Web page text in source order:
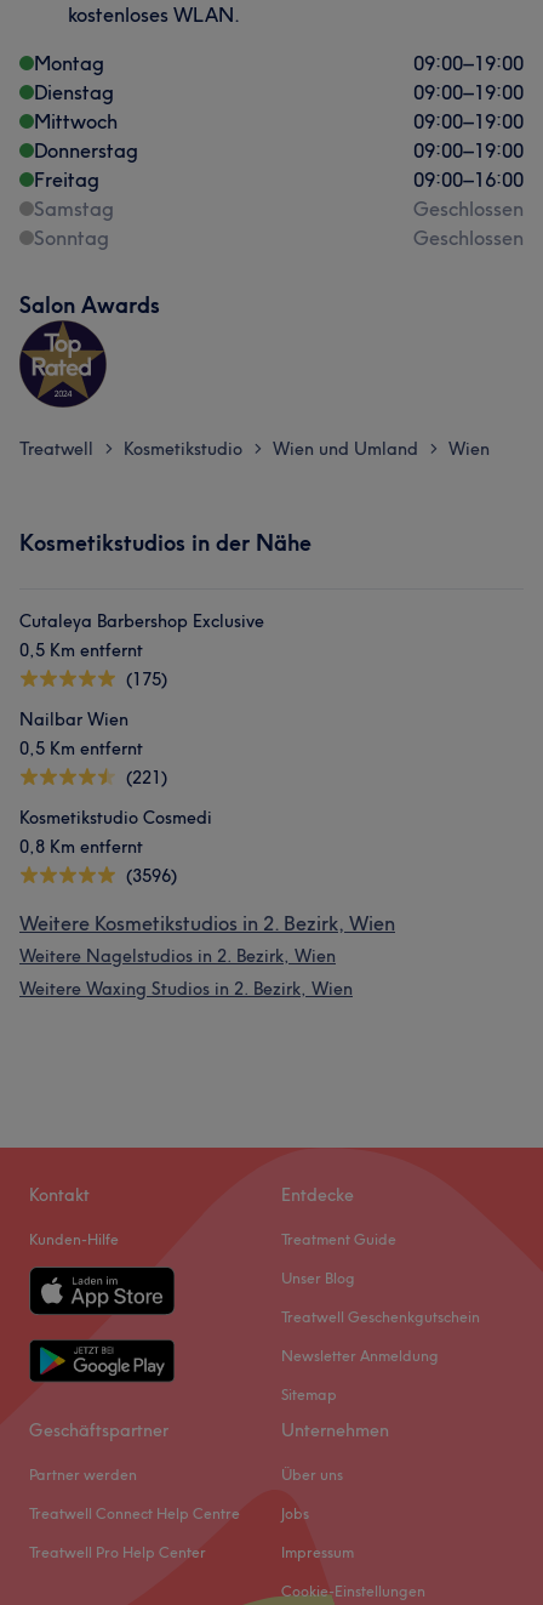
kostenloses WLAN.
Montag
09:00–19:00
Dienstag
09:00–19:00
Mittwoch
09:00–19:00
Donnerstag
09:00–19:00
Freitag
09:00–16:00
Samstag
Geschlossen
Sonntag
Geschlossen
Salon Awards
Treatwell > Kosmetikstudio > Wien und Umland > Wien
Kosmetikstudios in der Nähe
Cutaleya Barbershop Exclusive
0,5 Km entfernt
(175)
Nailbar Wien
0,5 Km entfernt
(221)
Kosmetikstudio Cosmedi
0,8 Km entfernt
(3596)
Weitere Kosmetikstudios in 2. Bezirk, Wien
Weitere Nagelstudios in 2. Bezirk, Wien
Weitere Waxing Studios in 2. Bezirk, Wien
Kontakt
Kunden-Hilfe
Entdecke
Treatment Guide
Unser Blog
Treatwell Geschenkgutschein
Newsletter Anmeldung
Sitemap
Geschäftspartner
Partner werden
Treatwell Connect Help Centre
Treatwell Pro Help Center
Unternehmen
Über uns
Jobs
Impressum
Cookie-Einstellungen